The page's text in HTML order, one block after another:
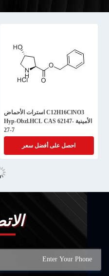
C12H16ClNO3 استرات الأحماض
الأمينية Hyp-Obzl.HCL CAS 62147-
27-7
احصل على أفضل سعر